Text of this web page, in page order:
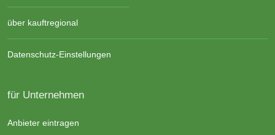
über kauftregional
Datenschutz-Einstellungen
für Unternehmen
Anbieter eintragen